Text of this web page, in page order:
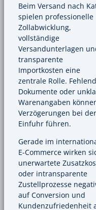
Beim Versand nach
spielen professionelle
Zollabwicklung,
vollständige
Versandunterlagen
transparente
Importkosten eine
zentrale Rolle.
Dokumente oder
Warenangaben
Verzögerungen bei der
Einfuhr führen.
Gerade im
E-Commerce wirken
unerwartete
oder intransparente
Zustellprozesse
auf Conversion und
Kundenzufriedenheit